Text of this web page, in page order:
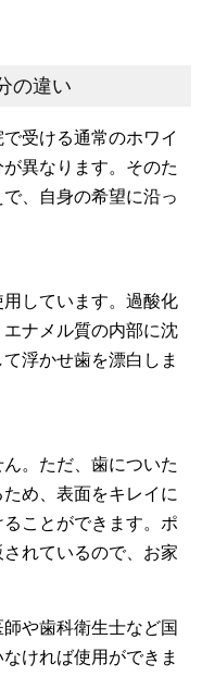
の違い
受ける通常のホワイ
異なります。そのた
、自身の希望に沿っ
しています。過酸化
ナメル質の内部に沈
浮かせ歯を漂白しま
。ただ、歯についた
め、表面をキレイに
ことができます。ポ
れているので、お家
や歯科衛生士など国
ければ使用ができま